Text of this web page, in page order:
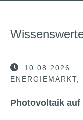
10.08.2026
ENERGIEMARKT
Photovoltaik